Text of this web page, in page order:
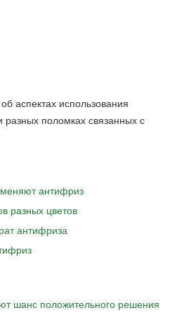
аспектах использования
поломках связанных с
антифриз
разных цветов
антифриза
шанс положительного решения